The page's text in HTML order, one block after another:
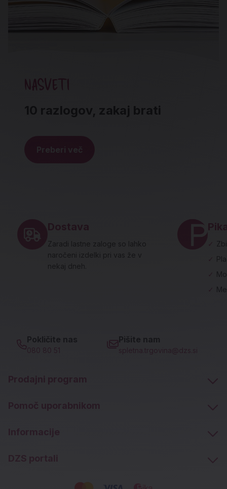
NASVETI
10 razlogov, zakaj brati
Preberi več
Dostava
Zaradi lastne zaloge so lahko
naročeni izdelki pri vas že v
nekaj dneh.
Pokličite nas
080 80 51
Pišite nam
spletna.trgovina@dzs.si
Prodajni program
Pomoč uporabnikom
Informacije
DZS portali